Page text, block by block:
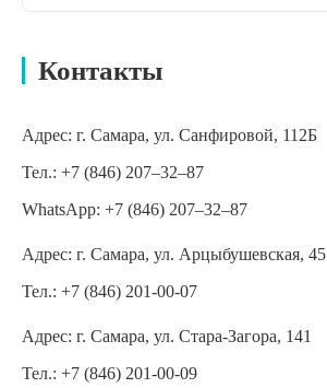
Контакты
Адрес: г. Самара, ул. Санфировой, 112Б
Тел.: +7 (846) 207‒32‒87
WhatsApp: +7 (846) 207‒32‒87
Адрес: г. Самара, ул. Арцыбушевская, 45
Тел.: +7 (846) 201-00-07
Адрес: г. Самара, ул. Стара-Загора, 141
Тел.: +7 (846) 201-00-09